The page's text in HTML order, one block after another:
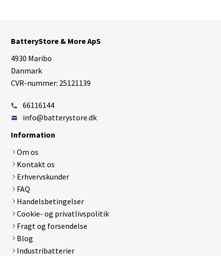
BatteryStore & More ApS
4930 Maribo
Danmark
CVR-nummer: 25121139
66116144
info@batterystore.dk
Information
Om os
Kontakt os
Erhvervskunder
FAQ
Handelsbetingelser
Cookie- og privatlivspolitik
Fragt og forsendelse
Blog
Industribatterier